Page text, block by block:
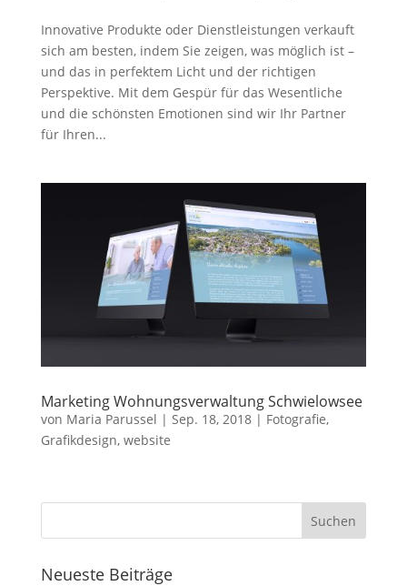
Innovative Produkte oder Dienstleistungen verkauft
sich am besten, indem Sie zeigen, was möglich ist –
und das in perfektem Licht und der richtigen
Perspektive. Mit dem Gespür für das Wesentliche
und die schönsten Emotionen sind wir Ihr Partner
für Ihren...
Marketing Wohnungsverwaltung Schwielowsee
von Maria Parussel | Sep. 18, 2018| Fotografie,
Grafikdesign, website
Neueste Beiträge